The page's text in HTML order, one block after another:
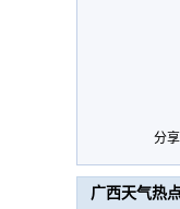
分享
广西天气热